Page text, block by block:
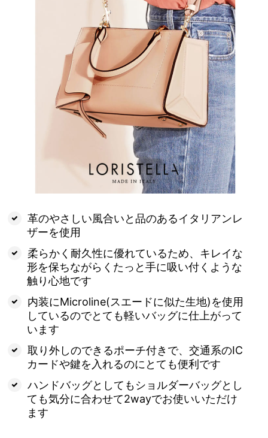
革のやさしい風合いと品のあるイタリアンレ
ザーを使用
柔らかく耐久性に優れているため、キレイな
形を保ちながらくたっと手に吸い付くような
触り心地です
内装にMicroline(スエードに似た生地)を使用
しているのでとても軽いバッグに仕上がって
います
取り外しのできるポーチ付きで、交通系のIC
カードや鍵を入れるのにとても便利です
ハンドバッグとしてもショルダーバッグとし
ても気分に合わせて2wayでお使いいただけ
ます